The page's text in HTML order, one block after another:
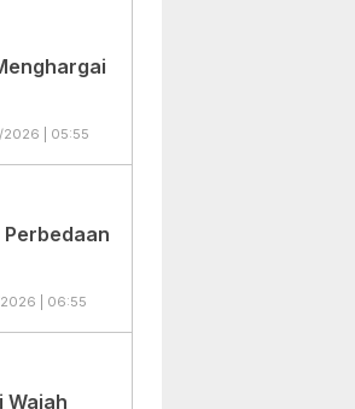
| 05:55
| 06:55
Wajah